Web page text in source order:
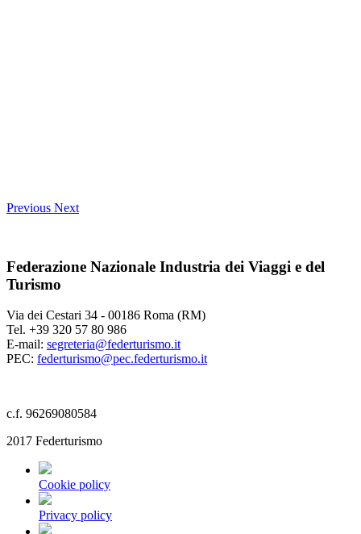
Previous Next
Federazione Nazionale Industria dei Viaggi e del
Turismo
Via dei Cestari 34 - 00186 Roma (RM)
Tel. +39 320 57 80 986
E-mail: segreteria@federturismo.it
PEC: federturismo@pec.federturismo.it
c.f. 96269080584
2017 Federturismo
Cookie policy
Privacy policy